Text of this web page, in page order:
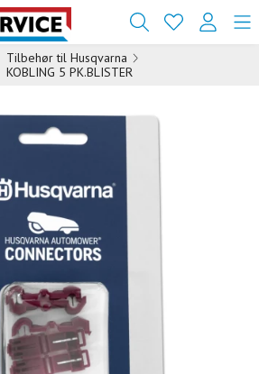
Tilbehør til Husqvarna
KOBLING 5 PK.BLISTER